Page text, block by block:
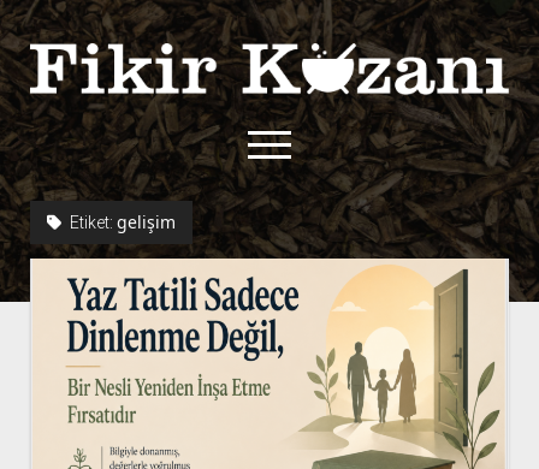
Fikir
Kazanı
menüyü
aç
twitterfacebook
rss
Hakkımızda
açılır
menüyü
Kullanım Koşulları
Gizlilik Politikası
Çerez Politikası
İletişim
Kurallar
Başvuru
Etiket: gelişim